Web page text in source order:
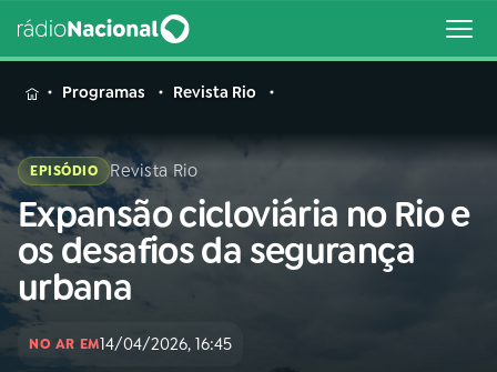
MENU
Buscar
na
Rádio
Nacional
Buscar
Programas Revista Rio
EPISÓDIO Revista Rio
Expansão cicloviária no Rio e
os desafios da segurança
urbana
NO AR EM14/04/2026, 16:45